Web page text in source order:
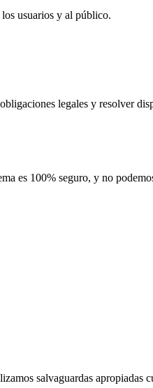
usuarios y al público.
legales y resolver
es 100% seguro, y no
salvaguardas apropiadas